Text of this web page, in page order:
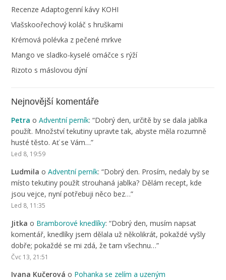
Recenze Adaptogenní kávy KOHI
Vlašskoořechový koláč s hruškami
Krémová polévka z pečené mrkve
Mango ve sladko-kyselé omáčce s rýží
Rizoto s máslovou dýní
Nejnovější komentáře
Petra oAdventní perník: “Dobrý den, určitě by se dala jablka
použít. Množství tekutiny upravte tak, abyste měla rozumně
husté těsto. Ať se Vám…”
Led 8, 19:59
Ludmila oAdventní perník: “Dobrý den. Prosím, nedaly by se
místo tekutiny použít strouhaná jablka? Dělám recept, kde
jsou vejce, nyní potřebuji něco bez…”
Led 8, 11:35
Jitka o Bramborové knedlíky: “Dobrý den, musím napsat
komentář, knedlíky jsem dělala už několikrát, pokaždé vyšly
dobře; pokaždé se mi zdá, že tam všechnu…”
Čvc 13, 21:51
Ivana Kučerová o Pohanka se zelím a uzeným